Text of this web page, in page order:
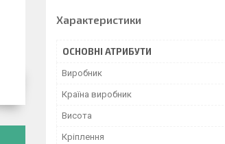
Характеристики
ОСНОВНІ АТРИБУТИ
Виробник
Країна виробник
Висота
Кріплення